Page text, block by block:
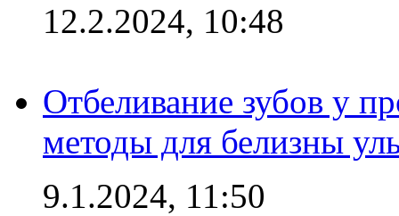
12.2.2024, 10:48
Отбеливание зубов у
методы для белизны
9.1.2024, 11:50